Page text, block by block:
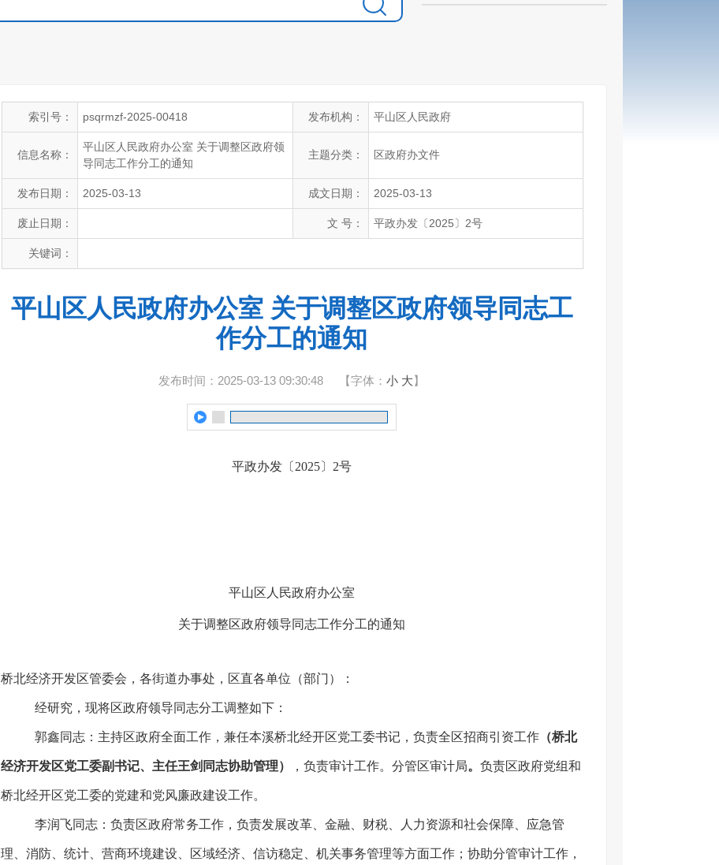
索引号： psqrmzf-2025-00418 发布机构： 平山区人民政府
信息名称：
平山区人民政府办公室 关于调整区政府领
导同志工作分工的通知
主题分类： 区政府办文件
发布日期： 2025-03-13 成文日期： 2025-03-13
废止日期： 文 号： 平政办发〔2025〕2号
关键词：
平山区人民政府办公室 关于调整区政府领导同志工
作分工的通知
发布时间：2025-03-13 09:30:48 【字体： 小 大】
平政办发〔2025〕2号
平山区人民政府办公室
关于调整区政府领导同志工作分工的通知
桥北经济开发区管委会，各街道办事处，区直各单位（部门）：
经研究，现将区政府领导同志分工调整如下：
郭鑫同志：主持区政府全面工作，兼任本溪桥北经开区党工委书记，负责全区招商引资工作 （桥北
经济开发区党工委副书记、主任王剑同志协助管理） ，负责审计工作。分管区审计局。 负责区政府党组和
桥北经开区党工委的党建和党风廉政建设工作。
李润飞同志：负责区政府常务工作，负责发展改革、金融、财税、人力资源和社会保障、应急管
理、消防、统计、营商环境建设、区域经济、信访稳定、机关事务管理等方面工作；协助分管审计工作，